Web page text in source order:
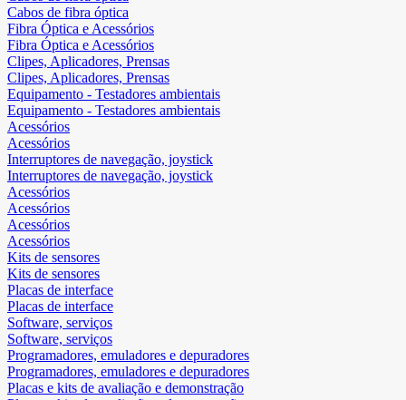
Cabos de fibra óptica
Fibra Óptica e Acessórios
Fibra Óptica e Acessórios
Clipes, Aplicadores, Prensas
Clipes, Aplicadores, Prensas
Equipamento - Testadores ambientais
Equipamento - Testadores ambientais
Acessórios
Acessórios
Interruptores de navegação, joystick
Interruptores de navegação, joystick
Acessórios
Acessórios
Acessórios
Acessórios
Kits de sensores
Kits de sensores
Placas de interface
Placas de interface
Software, serviços
Software, serviços
Programadores, emuladores e depuradores
Programadores, emuladores e depuradores
Placas e kits de avaliação e demonstração